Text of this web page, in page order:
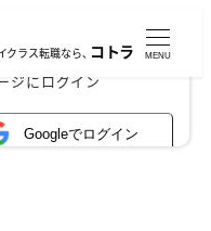
×
ジにログイン
Googleでログイン
クラス転職なら、コトラ MENU
PEファンド
キャリ
方と成功する秘訣